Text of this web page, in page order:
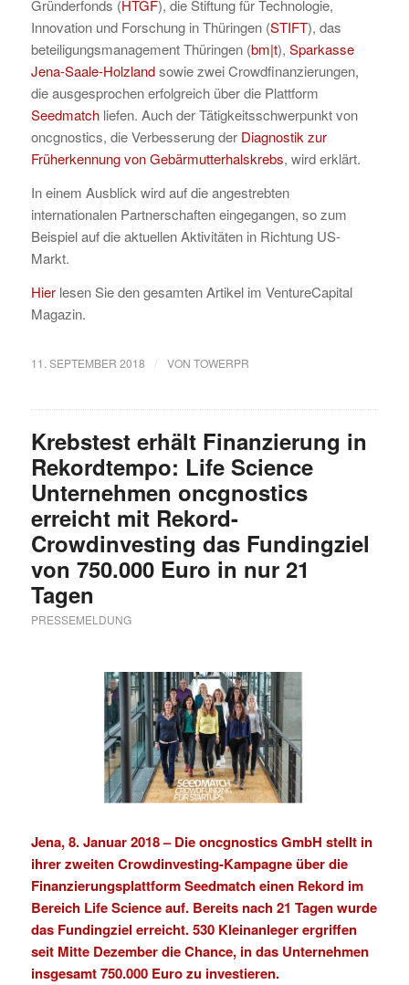
Gründerfonds (HTGF), die Stiftung für Technologie,
Innovation und Forschung in Thüringen (STIFT), das
beteiligungsmanagement Thüringen (bm|t), Sparkasse
Jena-Saale-Holzlandsowie zwei Crowdfinanzierungen,
die ausgesprochen erfolgreich über die Plattform
Seedmatchliefen. Auch der Tätigkeitsschwerpunkt von
oncgnostics, die Verbesserung der Diagnostik zur
Früherkennung von Gebärmutterhalskrebs, wird erklärt.
In einem Ausblick wird auf die angestrebten
internationalen Partnerschaften eingegangen, so zum
Beispiel auf die aktuellen Aktivitäten in Richtung US-
Markt.
Hierlesen Sie den gesamten Artikel im VentureCapital
Magazin.
11. SEPTEMBER 2018 / VON TOWERPR
Krebstest erhält Finanzierung in
Rekordtempo: Life Science
Unternehmen oncgnostics
erreicht mit Rekord-
Crowdinvesting das Fundingziel
von 750.000 Euro in nur 21
Tagen
PRESSEMELDUNG
Jena, 8. Januar 2018 – Dieoncgnostics GmbH stellt in
ihrer zweiten Crowdinvesting-Kampagne über die
Finanzierungsplattform Seedmatch einen Rekord im
Bereich Life Science auf. Bereits nach 21 Tagen wurde
das Fundingziel erreicht. 530 Kleinanleger ergriffen
seit Mitte Dezember die Chance, in das Unternehmen
insgesamt 750.000 Euro zu investieren.